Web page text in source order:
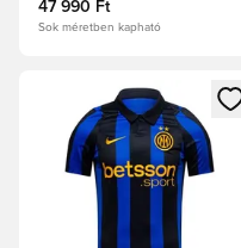
47 990 Ft
Sok méretben kapható
Megnyit egy modált a